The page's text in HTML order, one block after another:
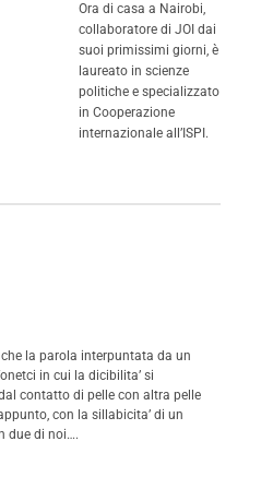
Ora di casa a Nairobi,
collaboratore di JOI dai
suoi primissimi giorni, è
laureato in scienze
politiche e specializzato
in Cooperazione
internazionale all’ISPI.
che la parola interpuntata da un
in cui la dicibilita’ si
contatto di pelle con altra pelle
con la sillabicita’ di un
due di noi….